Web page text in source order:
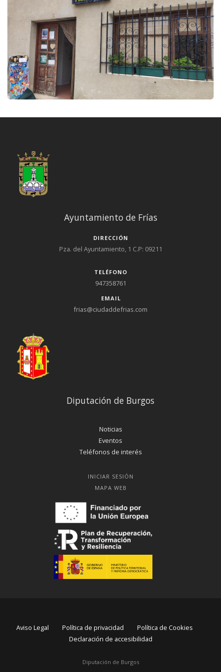
Ayuntamiento de Frías
DIRECCIÓN
Pza. del Ayuntamiento, 1 C.P: 09211
TELÉFONO
947358761
EMAIL
frias@ciudaddefrias.com
Diputación de Burgos
Noticias
Eventos
Teléfonos de interés
INICIAR SESIÓN
MAPA WEB
Diputación de Burgos
Aviso Legal Política de privacidad
Política de Cookies
Declaración de accesibilidad